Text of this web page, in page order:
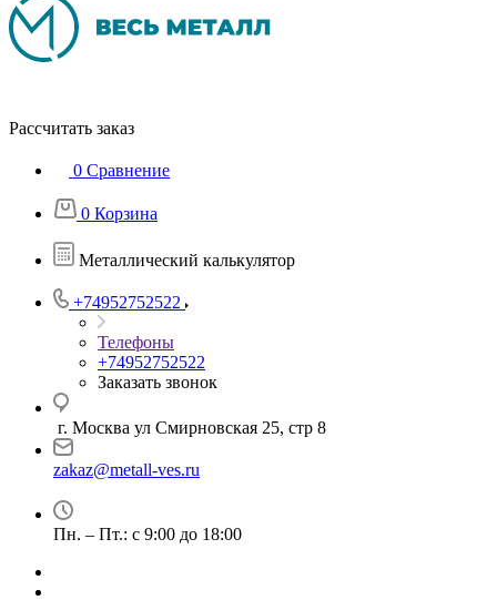
Рассчитать заказ
0 Сравнение
0 Корзина
Металлический калькулятор
+74952752522
Телефоны
+74952752522
Заказать звонок
г. Москва ул Смирновская 25, стр 8
zakaz@metall-ves.ru
Пн. – Пт.: с 9:00 до 18:00